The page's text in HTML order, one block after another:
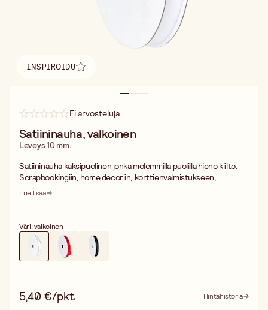
INSPIROIDU
Löydä inspiraatio
Ei arvosteluja
Satiininauha, valkoinen
Leveys 10 mm.
Satiininauha kaksipuolinen jonka molemmilla puolilla hieno kiilto.
Scrapbookingiin, home decoriin, korttienvalmistukseen,
kukkakoristeisiin, lahjojen paketointiin ym.
Lue lisää
Väri: valkoinen
5,40 €/pkt
Hintahistoria